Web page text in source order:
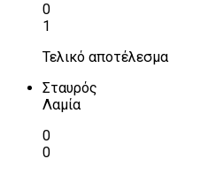
0
1
Τελικό αποτέλεσμα
Σταυρός
Λαμία
0
0